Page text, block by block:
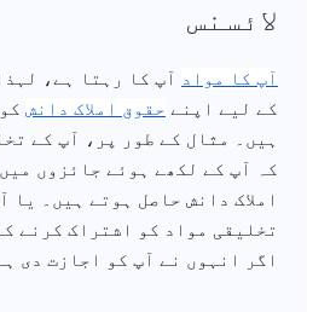
لائسنس
آپ کا مواد آپ کا رہتا ہے،
کے لیے اپنے حقوق املاک دانش
ہیں۔ مثال کے طور پر، آپ کے
کہ آپ کے لکھے ہوئے جائزوں
املاک دانش حاصل ہوتے ہیں۔ یا
تخلیقی مواد کو اشتراک کرنے
اگر انہوں نے آپ کو اجازت دی